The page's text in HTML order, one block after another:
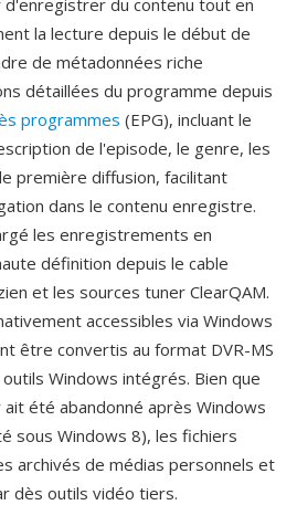
d'enregistrer du contenu tout en
la lecture depuis le début de
de métadonnées riche
détaillées du programme depuis
programmes (EPG), incluant le
de l'episode, le genre, les
première diffusion, facilitant
dans le contenu enregistre.
les enregistrements en
définition depuis le cable
et les sources tuner ClearQAM.
accessibles via Windows
être convertis au format DVR-MS
Windows intégrés. Bien que
été abandonné après Windows
sous Windows 8), les fichiers
archivés de médias personnels et
dès outils vidéo tiers.